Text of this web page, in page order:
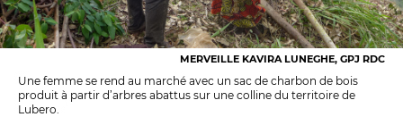
MERVEILLE KAVIRA LUNEGHE, GPJ RDC
Une femme se rend au marché avec un sac de charbon de bois
produit à partir d’arbres abattus sur une colline du territoire de
Lubero.